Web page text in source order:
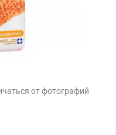
от фотографий